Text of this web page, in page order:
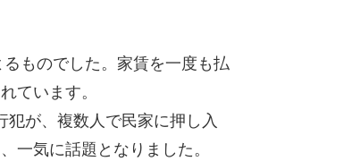
ものでした。家賃を一度も払
ています。
が、複数人で民家に押し入
一気に話題となりました。